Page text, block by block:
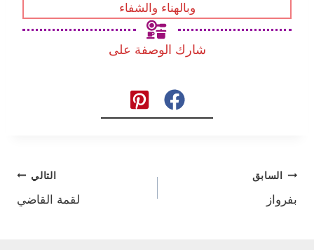
وبالهناء والشفاء
شارك الوصفة على
تصفّح
المقالات
السابق
بفرواز
التالي
لقمة القاضي